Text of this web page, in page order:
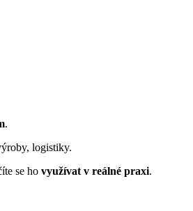
.
logistiky.
se ho využívat v reálné praxi.